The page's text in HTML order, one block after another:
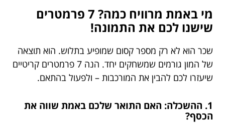
מי באמת מרוויח כמה? 7 פרמטרים
שישנו לכם את התמונה!
שכר הוא לא רק מספר קסום שמופיע בתלוש. הוא תוצאה
של המון גורמים שמשחקים יחד. הנה 7 פרמטרים קריטיים
שיעזרו לכם להבין את המורכבות – ולפעול בהתאם.
1. ההשכלה: האם התואר שלכם באמת שווה את
הכסף?